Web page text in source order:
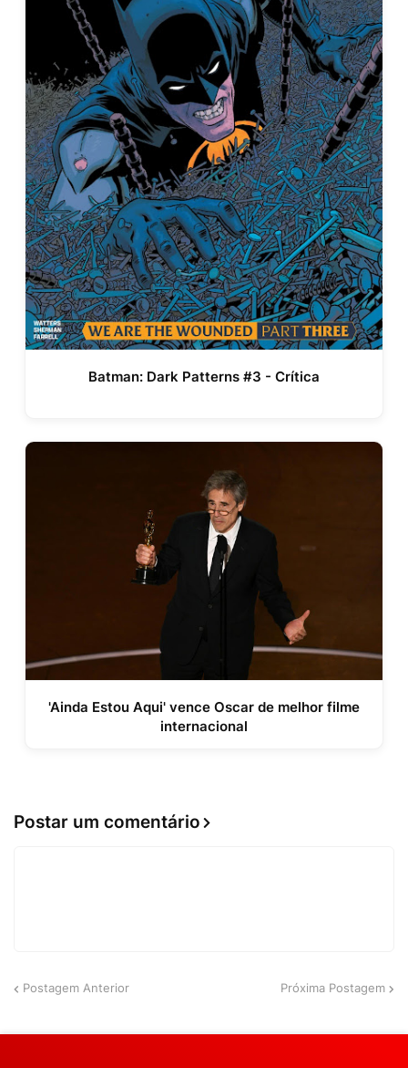
Batman: Dark Patterns #3 - Crítica
'Ainda Estou Aqui' vence Oscar de melhor filme
internacional
Postar um comentário
Postagem Anterior Próxima Postagem